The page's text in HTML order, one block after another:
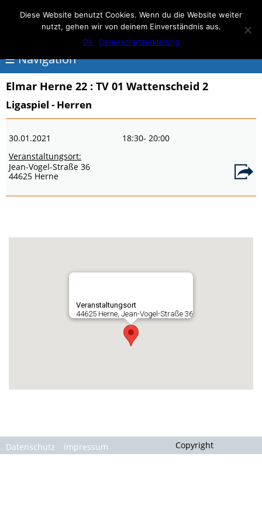
Elmar Herne 22
100% Handball
☰ Navigation
<
Über
Elmar
Herne
Events
Elmar Herne 22 : TV 01 Wattenscheid 2
Ligaspiel - Herren
30.01.2021 18:30- 20:00
Veranstaltungsort:
Jean-Vogel-Straße 36
44625 Herne
Veranstaltungsort
44625 Herne, Jean-Vogel-Straße 36
Datenschutz Impressum Copyright
Diese Website benutzt Cookies. Wenn du die Website weiter
nutzt, gehen wir von deinem Einverständnis aus.
OK
Datenschutzerklärung